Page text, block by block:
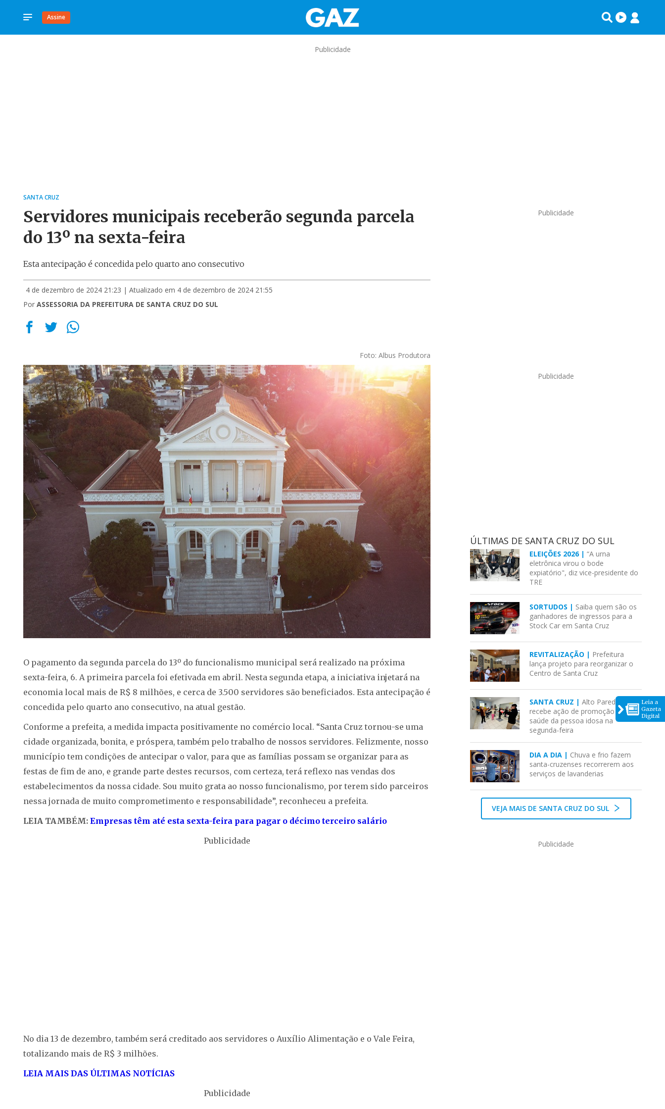
Assine
Leia a
Gazeta
Digital
Publicidade
SANTA CRUZ
Servidores municipais receberão segunda parcela
do 13º na sexta-feira
Esta antecipação é concedida pelo quarto ano consecutivo
4 de dezembro de 2024 21:23 | Atualizado em 4 de dezembro de 2024 21:55
Por ASSESSORIA DA PREFEITURA DE SANTA CRUZ DO SUL
Foto: Albus Produtora
O pagamento da segunda parcela do 13º do funcionalismo municipal será realizado na próxima
sexta-feira, 6. A primeira parcela foi efetivada em abril. Nesta segunda etapa, a iniciativa injetará na
economia local mais de R$ 8 milhões, e cerca de 3.500 servidores são beneficiados. Esta antecipação é
concedida pelo quarto ano consecutivo, na atual gestão.
Conforme a prefeita, a medida impacta positivamente no comércio local. “Santa Cruz tornou-se uma
cidade organizada, bonita, e próspera, também pelo trabalho de nossos servidores. Felizmente, nosso
município tem condições de antecipar o valor, para que as famílias possam se organizar para as
festas de fim de ano, e grande parte destes recursos, com certeza, terá reflexo nas vendas dos
estabelecimentos da nossa cidade. Sou muito grata ao nosso funcionalismo, por terem sido parceiros
nessa jornada de muito comprometimento e responsabilidade”, reconheceu a prefeita.
LEIA TAMBÉM: Empresas têm até esta sexta-feira para pagar o décimo terceiro salário
Publicidade
No dia 13 de dezembro, também será creditado aos servidores o Auxílio Alimentação e o Vale Feira,
totalizando mais de R$ 3 milhões.
LEIA MAIS DAS ÚLTIMAS NOTÍCIAS
Publicidade
Publicidade
Publicidade
ÚLTIMAS DE SANTA CRUZ DO SUL
ELEIÇÕES 2026 |“A urna
eletrônica virou o bode
expiatório", diz vice-presidente do
TRE
SORTUDOS | Saiba quem são os
ganhadores de ingressos para a
Stock Car em Santa Cruz
REVITALIZAÇÃO | Prefeitura
lança projeto para reorganizar o
Centro de Santa Cruz
SANTA CRUZ |Alto Paredão
recebe ação de promoção da
saúde da pessoa idosa na
segunda-feira
DIA A DIA | Chuva e frio fazem
santa-cruzenses recorrerem aos
serviços de lavanderias
VEJA MAIS DE SANTA CRUZ DO SUL
Publicidade